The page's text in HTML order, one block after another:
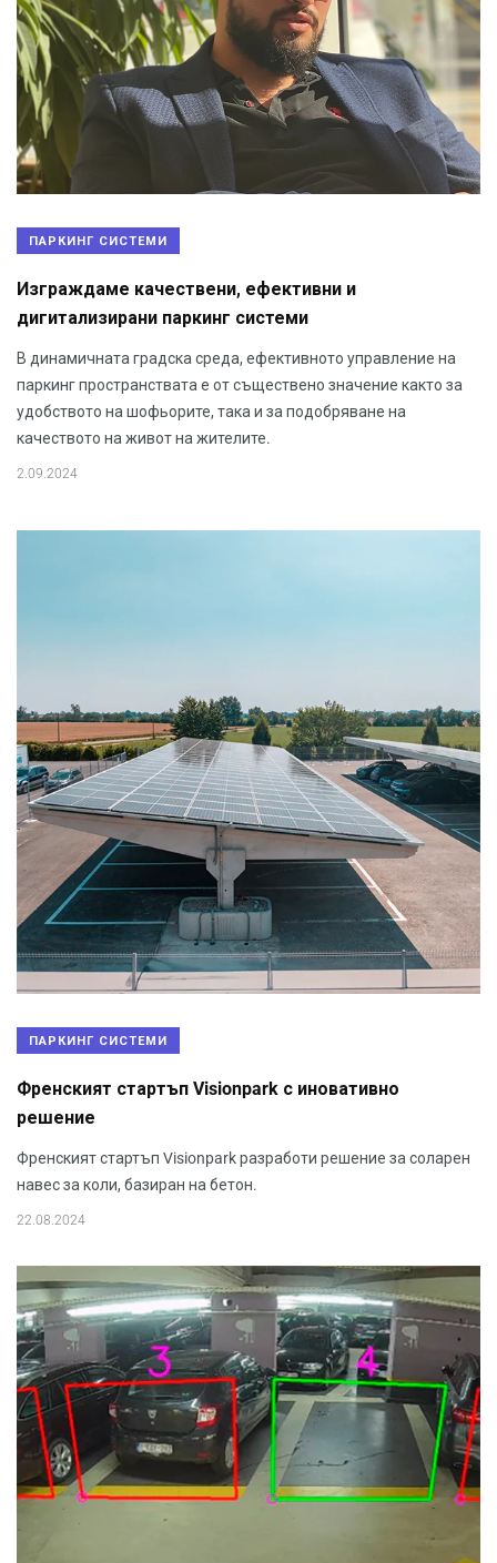
ПАРКИНГ СИСТЕМИ
Изграждаме качествени, ефективни и
дигитализирани паркинг системи
В динамичната градска среда, ефективното управление на
паркинг пространствата е от съществено значение както за
удобството на шофьорите, така и за подобряване на
качеството на живот на жителите.
2.09.2024
ПАРКИНГ СИСТЕМИ
Френският стартъп Visionpark с иновативно
решение
Френският стартъп Visionpark разработи решение за соларен
навес за коли, базиран на бетон.
22.08.2024